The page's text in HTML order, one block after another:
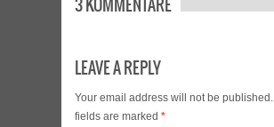
3 KOMMENTARE
LEAVE A REPLY
Your email address will not be published.
fields are marked *